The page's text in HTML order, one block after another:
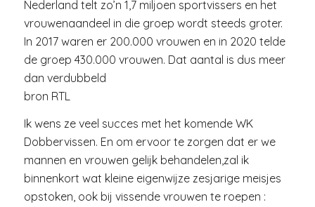
Nederland telt zo’n 1,7 miljoen sportvissers en het
vrouwenaandeel in die groep wordt steeds groter.
In 2017 waren er 200.000 vrouwen en in 2020 telde
de groep 430.000 vrouwen. Dat aantal is dus meer
dan verdubbeld
bron RTL
Ik wens ze veel succes met het komende WK
Dobbervissen. En om ervoor te zorgen dat er we
mannen en vrouwen gelijk behandelen,zal ik
binnenkort wat kleine eigenwijze zesjarige meisjes
opstoken, ook bij vissende vrouwen te roepen :